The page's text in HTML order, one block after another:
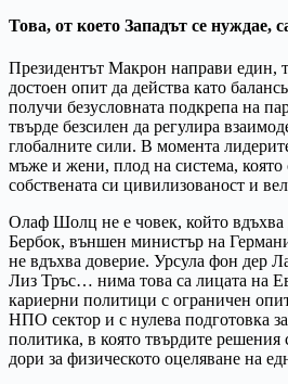
Това, от което Западът се нуждае,
Президентът Макрон направи един,
достоен опит да действа като
получи безусловната подкрепа на
твърде безсилен да регулира
глобалните сили. В момента
мъже и жени, плод на система, която
собствената си цивилизованост и
Олаф Шолц не е човек, който вдъхва
Бербок, външен министър на
не вдъхва доверие. Урсула фон дер
Лиз Тръс… нима това са лицата на
кариерни политици с ограничен
НПО сектор и с нулева подготовка
политика, в която твърдите
дори за физическото оцеляване на